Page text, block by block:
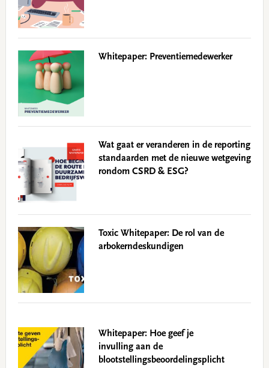
Whitepaper: Preventiemedewerker
Wat gaat er veranderen in de reporting
standaarden met de nieuwe wetgeving
rondom CSRD & ESG?
Toxic Whitepaper: De rol van de
arbokerndeskundigen
Whitepaper: Hoe geef je
invulling aan de
blootstellingsbeoordelingsplicht